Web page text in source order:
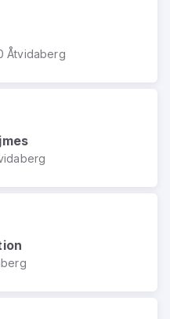
Åtvidaberg